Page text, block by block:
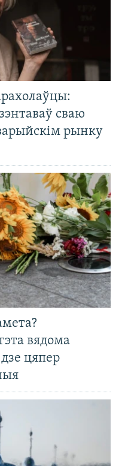
сваю
рынку
вядома
дзе цяпер